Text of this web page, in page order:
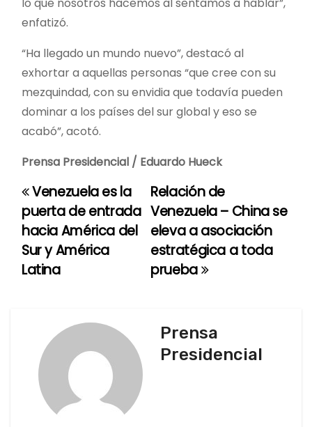
enfatizó.
“Ha llegado un mundo nuevo”, destacó al
exhortar a aquellas personas “que cree con su
mezquindad, con su envidia que todavía pueden
dominar a los países del sur global y eso se
acabó”, acotó.
Prensa Presidencial / Eduardo Hueck
N
a
v
Relación de
Venezuela – China se
eleva a asociación
estratégica a toda
prueba
Venezuela es la
puerta de entrada
hacia América del
Sur y América
Latina
Prensa
Presidencial